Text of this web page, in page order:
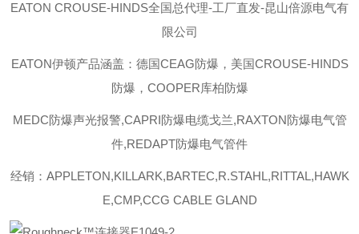
EATON CROUSE-HINDS全国总代理-工厂直发-昆山倍源电气有
限公司
EATON伊顿产品涵盖：德国CEAG防爆，美国CROUSE-HINDS
防爆，COOPER库柏防爆
MEDC防爆声光报警,CAPRI防爆电缆戈兰,RAXTON防爆电气管
件,REDAPT防爆电气管件
经销：APPLETON,KILLARK,BARTEC,R.STAHL,RITTAL,HAWK
E,CMP,CCG CABLE GLAND